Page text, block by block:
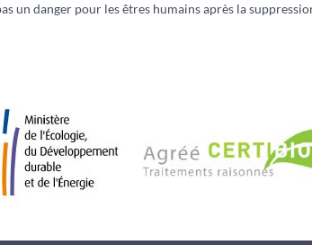
un danger pour les êtres humains après la